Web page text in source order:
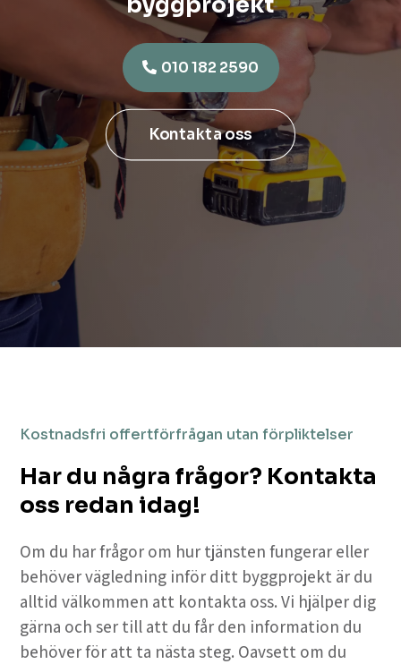
010 182 2590
Kontakta oss
Kostnadsfri offertförfrågan utan förpliktelser
Har du några frågor? Kontakta
oss redan idag!
Om du har frågor om hur tjänsten fungerar eller
behöver vägledning inför ditt byggprojekt är du
alltid välkommen att kontakta oss. Vi hjälper dig
gärna och ser till att du får den information du
behöver för att ta nästa steg. Oavsett om du